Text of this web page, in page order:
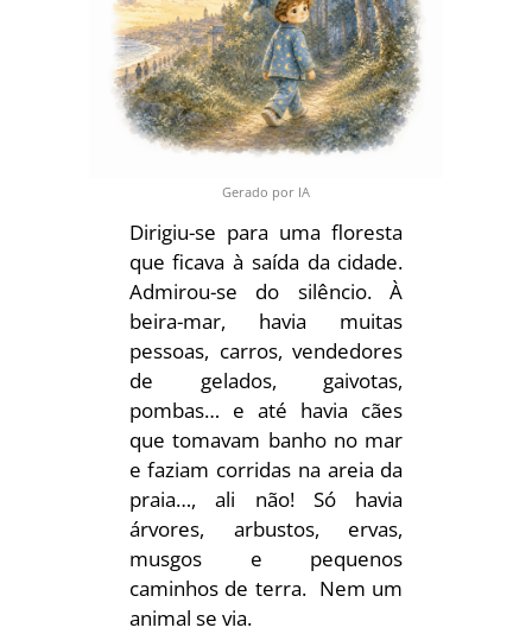
Gerado por IA
Dirigiu-se para uma floresta
que ficava à saída da cidade.
Admirou-se do silêncio. À
beira-mar, havia muitas
pessoas, carros, vendedores
de gelados, gaivotas,
pombas… e até havia cães
que tomavam banho no mar
e faziam corridas na areia da
praia…, ali não! Só havia
árvores, arbustos, ervas,
musgos e pequenos
caminhos de terra. Nem um
animal se via.